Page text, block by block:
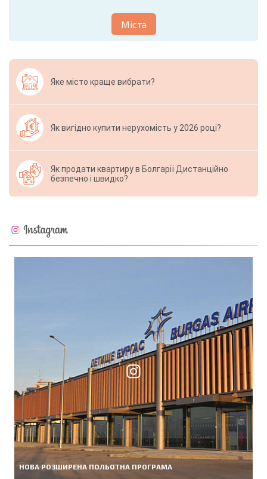
Міста
Яке місто краще вибрати?
Як вигідно купити нерухомість у 2026 році?
Як продати квартиру в Болгарії Дистанційно
безпечно і швидко?
НОВА РОЗШИРЕНА ПОЛЬОТНА ПРОГРАМА